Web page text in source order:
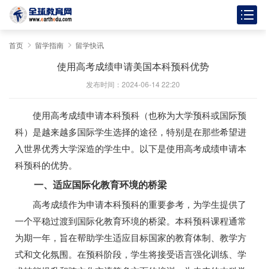
首页 留学指南 留学快讯
使用高考成绩申请美国本科预科优势
发布时间：2024-06-14 22:20
使用高考成绩申请本科预科（也称为大学预科或国际预
科）是越来越多国际学生选择的途径，特别是在那些希望进
入世界优秀大学深造的学生中。以下是使用高考成绩申请本
科预科的优势。
一、适应国际化教育环境的桥梁
高考成绩作为申请本科预科的重要参考，为学生提供了
一个平稳过渡到国际化教育环境的桥梁。本科预科课程通常
为期一年，旨在帮助学生适应目标国家的教育体制、教学方
式和文化氛围。在预科阶段，学生将接受语言强化训练、学